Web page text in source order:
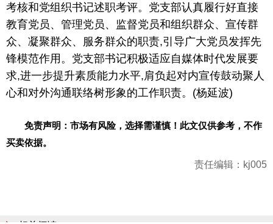
考核和党组织书记述职考评。党支部认真履行好直接
教育党员、管理党员、监督党员和组织群众、宣传群
众、凝聚群众、服务群众的职责,引导广大党员发挥先
锋模范作用。党支部书记积极适应自媒体时代发展要
求,进一步提升素质能力水平,肩负起对内宣传鼓动聚人
心和对外沟通联络树形象的工作职责。(杨延波)
免责声明：市场有风险， 选择需谨慎！此文仅供参考，不作
买卖依据。
责任编辑：kj005